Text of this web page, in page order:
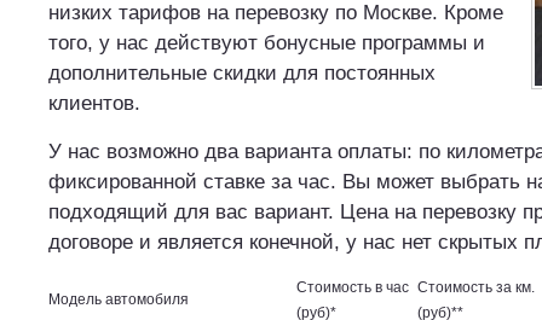
низких тарифов на перевозку по Москве. Кроме
того, у нас действуют бонусные программы и
дополнительные скидки для постоянных
клиентов.
У нас возможно два варианта оплаты: по
фиксированной ставке за час. Вы может выбрать
подходящий для вас вариант. Цена на перевозку
договоре и является конечной, у нас нет скрытых
Модель автомобиля
Стоимость в час
(руб)*
Стоимость за км.
(руб)**